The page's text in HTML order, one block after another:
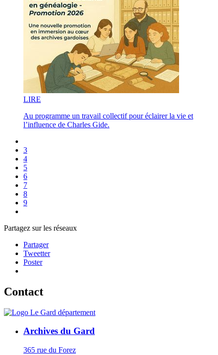
LIRE
Au programme un travail collectif pour éclairer la vie et
l’influence de Charles Gide.
3
4
5
6
7
8
9
Partagez sur les réseaux
Partager
Tweetter
Poster
Contact
Archives du Gard
365 rue du Forez